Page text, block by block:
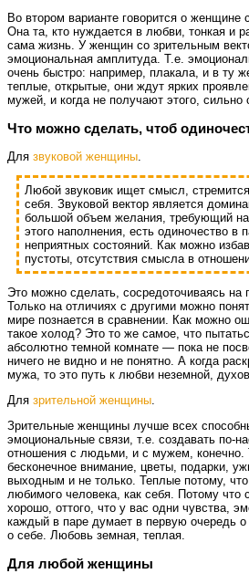
Во втором варианте говорится о женщине
Она та, кто нуждается в любви, тонкая и
сама жизнь. У женщин со зрительным
эмоциональная амплитуда. Т.е.
очень быстро: например, плакала, и в ту
теплые, открытые, они ждут ярких
мужей, и когда не получают этого, сильно
Что можно сделать, чтоб
Для звуковой женщины.
Любой звуковик ищет смысл,
себя. Звуковой вектор является
большой объем желания, требующий
этого наполнения, есть одиночество в
неприятных состояний. Как можно
пустоты, отсутствия смысла в
Это можно сделать, сосредоточиваясь на
Только на отличиях с другими можно
мире познается в сравнении. Как можно
такое холод? Это то же самое, что
абсолютно темной комнате — пока не
ничего не видно и не понятно. А когда
мужа, то это путь к любви неземной,
Для зрительной женщины.
Зрительные женщины лучше всех
эмоциональные связи, т.е. создавать по-
отношения с людьми, и с мужем, конечно.
бесконечное внимание, цветы, подарки,
выходным и не только. Теплые потому,
любимого человека, как себя. Потому что
хорошо, оттого, что у вас одни чувства,
каждый в паре думает в первую очередь
о себе. Любовь земная, теплая.
Для любой женщины